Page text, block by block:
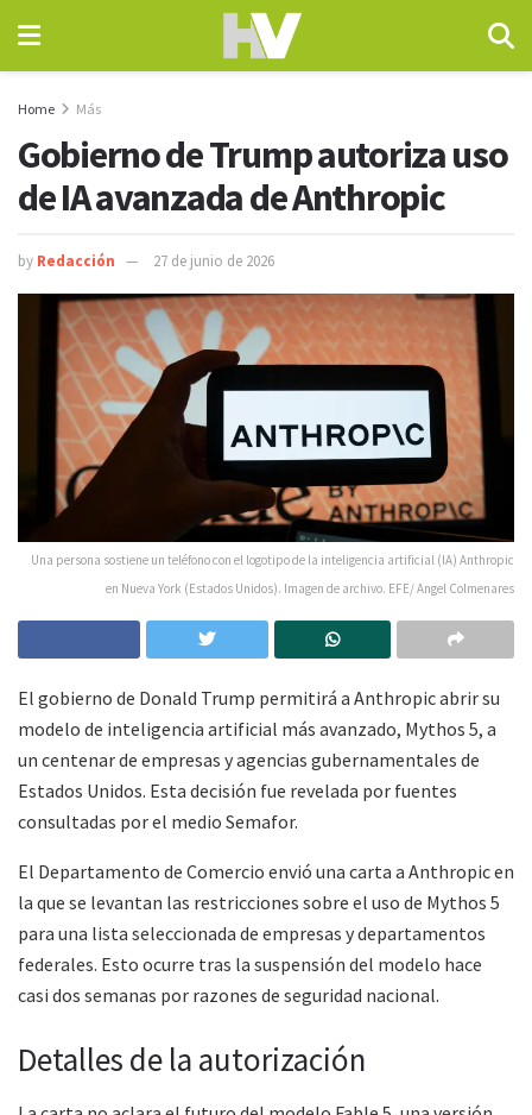
Home Más
Gobierno de Trump autoriza uso
de IA avanzada de Anthropic
by Redacción 27 de junio de 2026
Una persona sostiene un teléfono con el logotipo de la inteligencia artificial (IA) Anthropic
en Nueva York (Estados Unidos). Imagen de archivo. EFE/ Angel Colmenares
El gobierno de Donald Trump permitirá a Anthropic abrir su
modelo de inteligencia artificial más avanzado, Mythos 5, a
un centenar de empresas y agencias gubernamentales de
Estados Unidos. Esta decisión fue revelada por fuentes
consultadas por el medio Semafor.
El Departamento de Comercio envió una carta a Anthropic en
la que se levantan las restricciones sobre el uso de Mythos 5
para una lista seleccionada de empresas y departamentos
federales. Esto ocurre tras la suspensión del modelo hace
casi dos semanas por razones de seguridad nacional.
Detalles de la autorización